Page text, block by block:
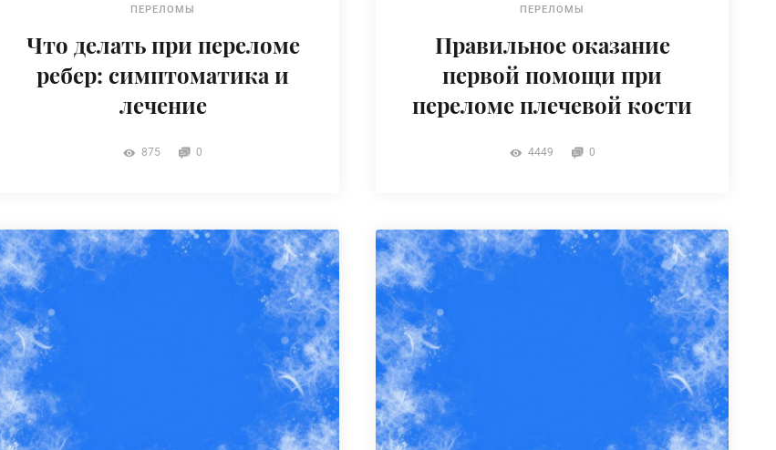
ПЕРЕЛОМЫ
Что делать при переломе
ребер: симптоматика и
лечение
875 0
ПЕРЕЛОМЫ
Правильное оказание
первой помощи при
переломе плечевой кости
4449 0